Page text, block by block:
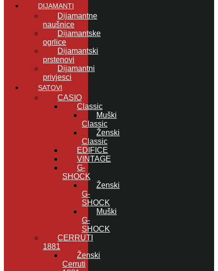
DIJAMANTI
Dijamantne
naušnice
Dijamantske
ogrlice
Dijamantski
prstenovi
Dijamantni
privjesci
SATOVI
CASIO
Classic
Muški
Classic
Ženski
Classic
EDIFICE
VINTAGE
G-
SHOCK
Ženski
G-
SHOCK
Muški
G-
SHOCK
CERRUTI
1881
Ženski
Cerruti